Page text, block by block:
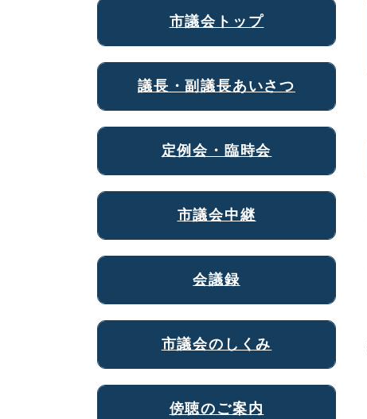
市議会トップ
議長・副議長あいさつ
定例会・臨時会
市議会中継
会議録
市議会のしくみ
傍聴のご案内